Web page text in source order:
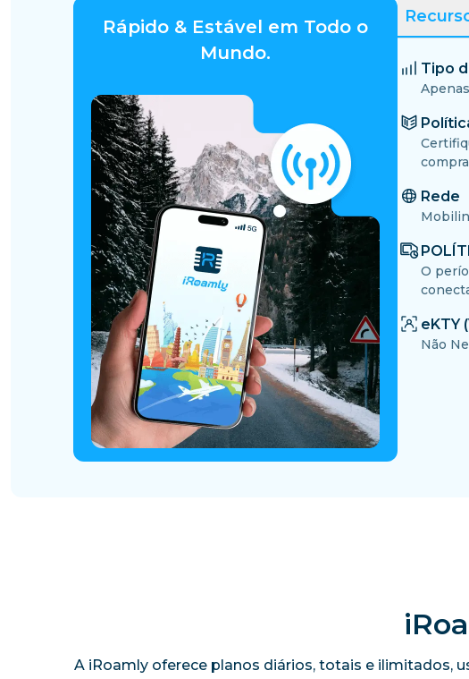
Rápido & Estável em Todo o
Mundo.
Tipo
Rede
O
eKTY
Não
A iRoamly oferece planos diários, totais e ilimitados,